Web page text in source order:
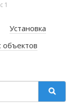
1
Установка